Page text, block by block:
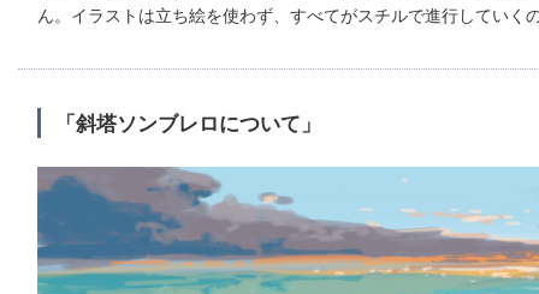
ん。イラストは立ち絵を使わず、すべてがスチルで進行していく
「斜塔ソンブレロについて」